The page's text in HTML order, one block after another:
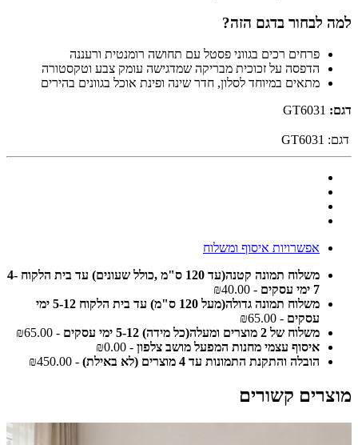
למה לבחור בדגם הזה?
פרחים רכים בגווני פסטל עם תחושה רומנטית ורעננה
הדפסה על זכוכית מבריקה שמדגישה עומק צבע וטקסטורה
מתאים במיוחד לסלון, חדר שינה ופינת אוכל בגוונים בהירים
דגם:
דגם: GT6031
אפשרויות איסוף ומשלוח
משלוח תמונה קטנה(עד 120 ס"מ ,כולל שעונים) עד בית הלקוח 4-
7 ימי עסקים
- ₪40.00
משלוח תמונה גדולה(מעל 120 ס"מ) עד בית הלקוח 5-12 ימי
עסקים - ₪65.00
משלוח של 2 מוצרים ומעלה(כל מידה) 5-12 ימי עסקים
- ₪65.00
איסוף עצמי מחנות המפעל מושב צלפון - ₪0.00
הובלה והתקנת התמונות עד 4 מוצרים (לא באילת)
- ₪450.00
מוצרים קשורים